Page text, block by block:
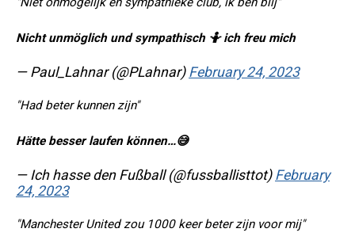
Nicht unmöglich und sympathisch 🤷 ich freu mich
— Paul_Lahnar (@PLahnar) February 24, 2023
"Had beter kunnen zijn"
Hätte besser laufen können…😅
— Ich hasse den Fußball (@fussballisttot) February
24, 2023
"Manchester United zou 1000 keer beter zijn voor mij"